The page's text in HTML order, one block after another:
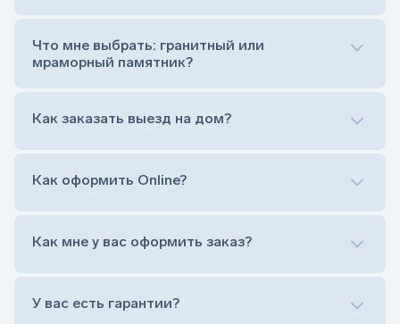
Обработка и сверловка комплекта
Расположение символа веры (крестик или
на символ веры или вовсе портрет не рисовать)
прописной)
Что мне выбрать: гранитный или
мраморный памятник?
Как заказать выезд на дом?
Оформить заказ удаленно (online)
Заказать бесплатный выезд менеджера на дом
Как оформить Online?
Оформить заказ удаленно (online)
Заказать бесплатный выезд менеджера на дом
Как мне у вас оформить заказ?
У вас есть гарантии?